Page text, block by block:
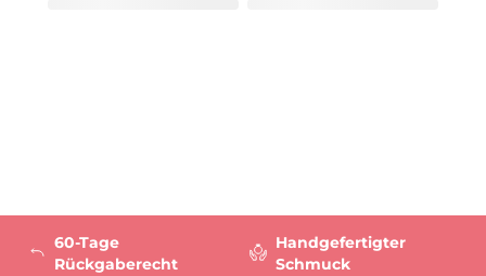
60-Tage
Rückgaberecht
Handgefertigter
Schmuck